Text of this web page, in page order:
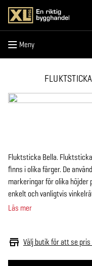
Meny
Meny
Välj butik för att se
Fluktsticka Bella.
finns i olika färger. De
markeringar för olika
enkelt och vanligtvis
Läs mer